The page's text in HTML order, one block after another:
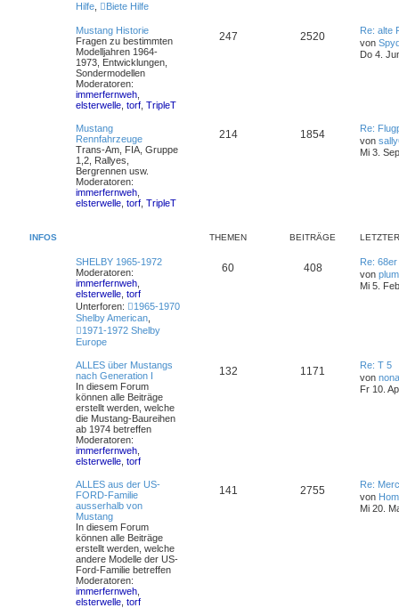
Hilfe
Biete Hilfe
Mustang Historie
Fragen zu bestimmten
Modelljahren 1964-
1973, Entwicklungen,
Sondermodellen
Moderatoren:
immerfernweh
elsterwelle torf TripleT
247 2520
Re: alte
von
Do 4.
Mustang
Rennfahrzeuge
Trans-Am, FIA, Gruppe
1,2, Rallyes,
Bergrennen usw.
Moderatoren:
immerfernweh
elsterwelle torf TripleT
214 1854
Re:
von
Mi 3.
INFOS THEMEN BEITRÄGE
SHELBY 1965-1972
Moderatoren:
immerfernweh
elsterwelle torf
Unterforen:
1965-1970
Shelby American
1971-1972 Shelby
Europe
60 408
Re:
von
Mi 5.
ALLES über Mustangs
nach Generation I
In diesem Forum
können alle Beiträge
erstellt werden, welche
die Mustang-Baureihen
ab 1974 betreffen
Moderatoren:
immerfernweh
elsterwelle torf
132 1171
Re: T 5
von
Fr 10.
ALLES aus der US-
FORD-Familie
ausserhalb von
Mustang
In diesem Forum
können alle Beiträge
erstellt werden, welche
andere Modelle der US-
Ford-Familie betreffen
Moderatoren:
immerfernweh
elsterwelle torf
141 2755
Re:
von
Mi 20.